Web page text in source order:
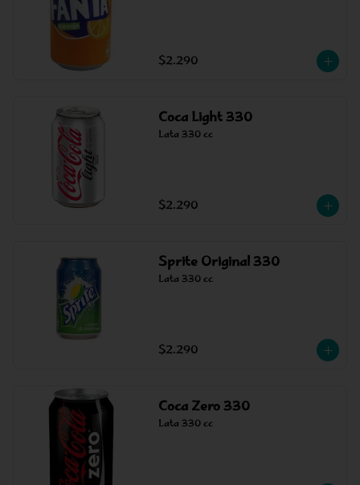
$2.290
Coca Light 330
Lata 330 cc
$2.290
Sprite Original 330
Lata 330 cc
$2.290
Coca Zero 330
Lata 330 cc